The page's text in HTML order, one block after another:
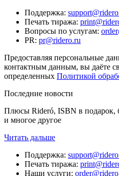
Поддержка:
Печать тиража:
Вопросы по услугам:
PR: pr@ridero.ru
Предоставляя персональные
контактным данным, вы даёте
определенных Политикой
Последние новости
Плюсы Rideró, ISBN в подарок,
и многое другое
Читать дальше
Поддержка:
Печать тиража:
Наши услуги: